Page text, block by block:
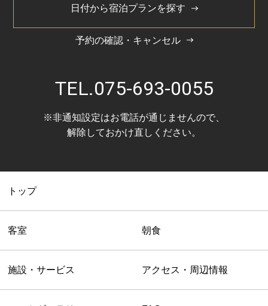
日付から宿泊プランを探す
予約の確認・キャンセル
TEL.075-693-0055
※非通知設定はお電話が通じませんので、
解除しておかけ直しください。
トップ
客室 朝食
施設・サービス アクセス・周辺情報